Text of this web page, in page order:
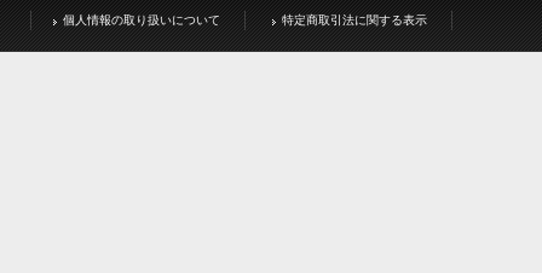
個人情報の取り扱いについて 特定商取引法に関する表示